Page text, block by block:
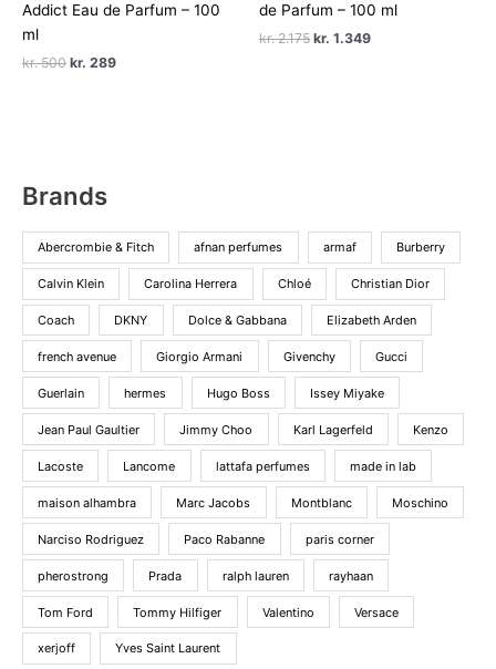
Addict Eau de Parfum – 100
ml
kr.500 Den
kr. 289Den
de Parfum – 100 ml
kr.2.175 Den
kr. 1.349Den
Brands
Abercrombie & Fitch afnan perfumes armaf Burberry
Calvin Klein Carolina Herrera Chloé Christian Dior
Coach DKNY Dolce & Gabbana Elizabeth Arden
french avenue Giorgio Armani Givenchy Gucci
Guerlain hermes Hugo Boss Issey Miyake
Jean Paul Gaultier Jimmy Choo Karl Lagerfeld Kenzo
Lacoste Lancome lattafa perfumes made in lab
maison alhambra Marc Jacobs Montblanc Moschino
Narciso Rodriguez Paco Rabanne paris corner
pherostrong Prada ralph lauren rayhaan
Tom Ford Tommy Hilfiger Valentino Versace
xerjoff Yves Saint Laurent